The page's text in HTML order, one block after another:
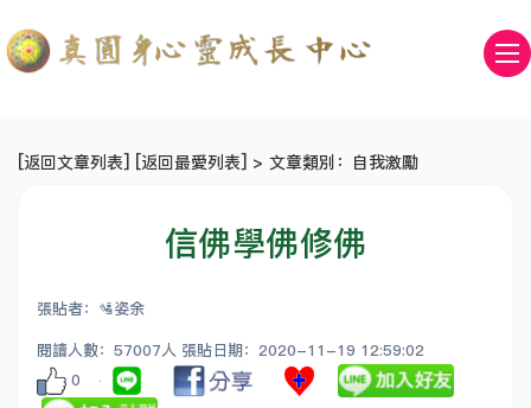
[返回文章列表] [返回最愛列表] > 文章類別：自我激勵
信佛學佛修佛
張貼者：🛂姿余
閱讀人數：57007人 張貼日期：2020-11-19 12:59:02
0